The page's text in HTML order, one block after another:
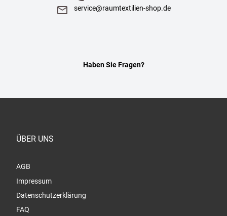
Haben Sie Fragen?
service@raumtextilien-shop.de
ÜBER UNS
AGB
Impressum
Datenschutzerklärung
FAQ